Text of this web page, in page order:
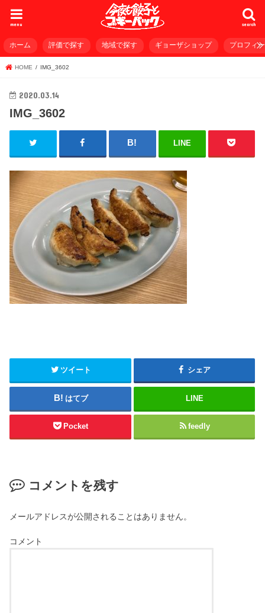
search
menu
ホーム 評価で探す 地域で探す ギョーザショップ プロフィ
HOME IMG_3602
2020.03.14
IMG_3602
LINE
ツイート シェア
はてブ LINE
Pocket feedly
コメントを残す
メールアドレスが公開されることはありません。
コメント